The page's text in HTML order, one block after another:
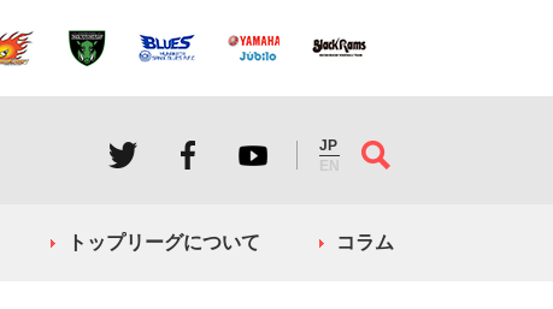
JP
EN
トップリーグについて コラム